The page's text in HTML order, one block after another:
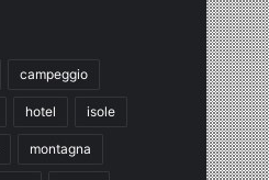
campeggio
hotel isole
montagna